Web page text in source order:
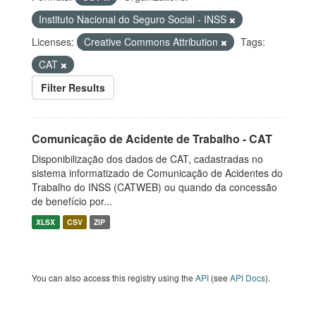
Instituto Nacional do Seguro Social - INSS
Licenses:
Creative Commons Attribution
Tags:
CAT
Filter Results
Comunicação de Acidente de Trabalho - CAT
Disponibilização dos dados de CAT, cadastradas no
sistema informatizado de Comunicação de Acidentes do
Trabalho do INSS (CATWEB) ou quando da concessão
de benefício por...
XLSX CSV ZIP
You can also access this registry using the API (see API Docs).